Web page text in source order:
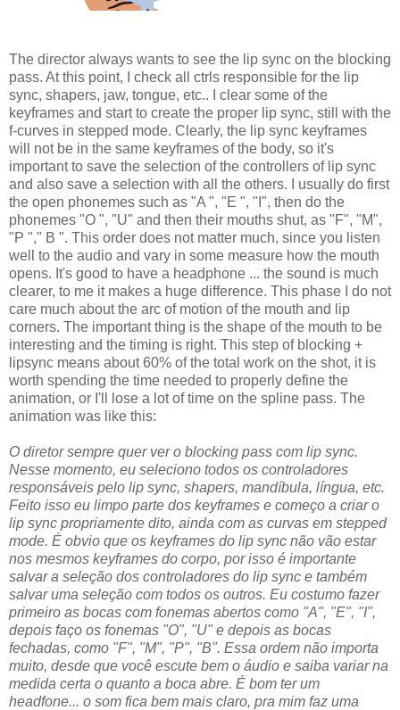
The director always wants to see the lip sync on the blocking
pass. At this point, I check all ctrls responsible for the lip
sync, shapers, jaw, tongue, etc.. I clear some of the
keyframes and start to create the proper lip sync, still with the
f-curves in stepped mode. Clearly, the lip sync keyframes
will not be in the same keyframes of the body, so it's
important to save the selection of the controllers of lip sync
and also save a selection with all the others. I usually do first
the open phonemes such as "A ", "E ", "I", then do the
phonemes "O ", "U" and then their mouths shut, as "F", "M",
"P "," B ". This order does not matter much, since you listen
well to the audio and vary in some measure how the mouth
opens. It's good to have a headphone ... the sound is much
clearer, to me it makes a huge difference. This phase I do not
care much about the arc of motion of the mouth and lip
corners. The important thing is the shape of the mouth to be
interesting and the timing is right. This step of blocking +
lipsync means about 60% of the total work on the shot, it is
worth spending the time needed to properly define the
animation, or I'll lose a lot of time on the spline pass. The
animation was like this:
O diretor sempre quer ver o blocking pass com lip sync.
Nesse momento, eu seleciono todos os controladores
responsáveis pelo lip sync, shapers, mandíbula, língua, etc.
Feito isso eu limpo parte dos keyframes e começo a criar o
lip sync propriamente dito, ainda com as curvas em stepped
mode. É obvio que os keyframes do lip sync não vão estar
nos mesmos keyframes do corpo, por isso é importante
salvar a seleção dos controladores do lip sync e também
salvar uma seleção com todos os outros. Eu costumo fazer
primeiro as bocas com fonemas abertos como "A", "E", "I",
depois faço os fonemas "O", "U" e depois as bocas
fechadas, como "F", "M", "P", "B". Essa ordem não importa
muito, desde que você escute bem o áudio e saiba variar na
medida certa o quanto a boca abre. É bom ter um
headfone... o som fica bem mais claro, pra mim faz uma